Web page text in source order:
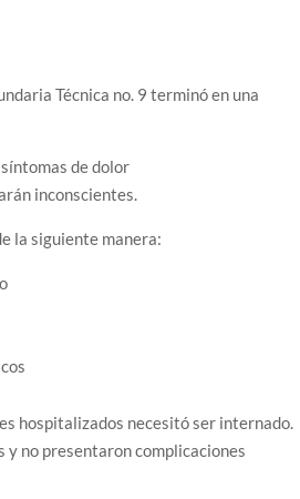
Técnica no. 9 terminó en una
de dolor
inconscientes.
la siguiente manera:
hospitalizados necesitó ser internado.
y no presentaron complicaciones